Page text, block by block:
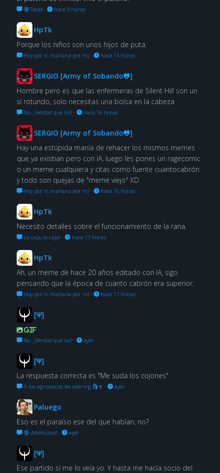
🔞 Tetas· hace 5 horas
HpTk
Porque los niños son unos hijos de puta.
Hoy por ti, mañana por mí· hace 14 horas
SERGIO [Army of Sobando🐸]
Hombre pero es que las enfermeras de Silent Hill son un
sí rotundo, solo necesitas una bolsa en la cabeza
No. ¿Verdad que no?· hace 16 horas
SERGIO [Army of Sobando🐸]
Hay una estúpida manía de rehacer los mismos memes
que ya existian pero con IA, luego les pones un ragecomic
o un meme cualquiera y citas como fuente cuantocabrón
y todo son quejas de "meme viejo" XD
Hoy por ti, mañana por mí· hace 16 horas
HpTk
Necesito detalles sobre el funcionamiento de la rana.
La caja, la caja! · hace 17 horas
HpTk
Ah, un meme de hace 20 años editado con IA, sigo
pensando que la época de cuanto cabrón era superior.
Hoy por ti, mañana por mí· hace 17 horas
[Ψ]
GIF
No. ¿Verdad que no?· ayer
[Ψ]
La respuesta correcta es "Me suda los cojones"
A los agnosticos les vale vrg 🗿🍷 · ayer
Paluego
Eso es el paraíso ese del que hablan, no?
🔞 ¡Miérculos! · ayer
[Ψ]
Ese partido sí me lo veía yo. Y hasta me hacía socio del